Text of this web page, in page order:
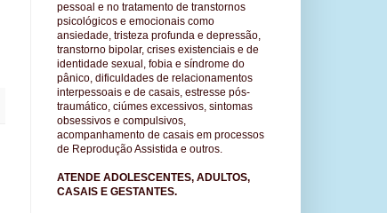
pessoal e no tratamento de transtornos
psicológicos e emocionais como
ansiedade, tristeza profunda e depressão,
transtorno bipolar, crises existenciais e de
identidade sexual, fobia e síndrome do
pânico, dificuldades de relacionamentos
interpessoais e de casais, estresse pós-
traumático, ciúmes excessivos, sintomas
obsessivos e compulsivos,
acompanhamento de casais em processos
de Reprodução Assistida e outros.
ATENDE ADOLESCENTES, ADULTOS,
CASAIS E GESTANTES.